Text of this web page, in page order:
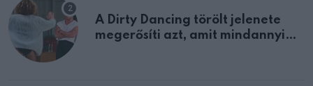
A Dirty Dancing törölt jelenete
megerősíti azt, amit mindannyian